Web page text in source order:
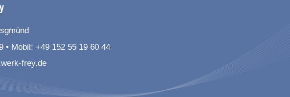
Mobil: +49 152 55 19 60 44
frey.de